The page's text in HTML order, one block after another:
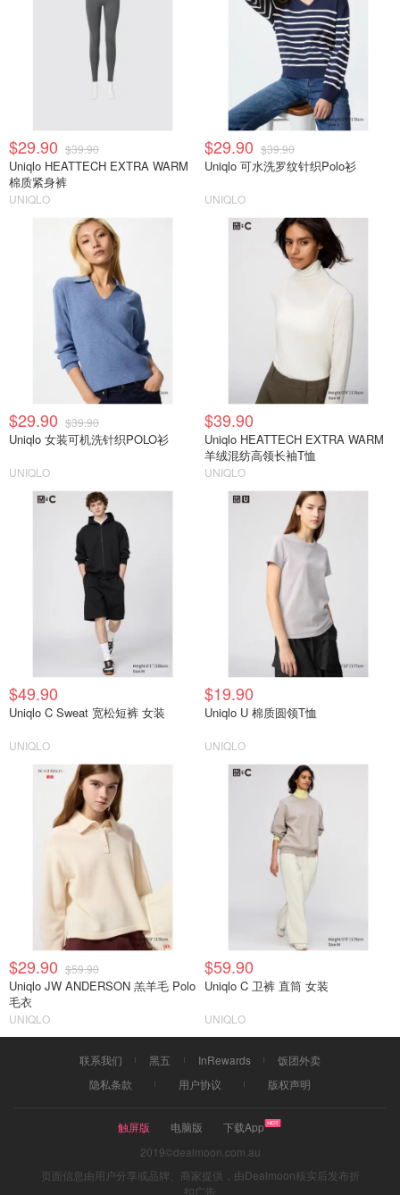
$29.90 $39.90
Uniqlo HEATTECH EXTRA WARM
棉质紧身裤
UNIQLO
$29.90 $39.90
Uniqlo 可水洗罗纹针织Polo衫
UNIQLO
$29.90 $39.90
Uniqlo 女装可机洗针织POLO衫
UNIQLO
$39.90
Uniqlo HEATTECH EXTRA WARM
羊绒混纺高领长袖T恤
UNIQLO
$49.90
Uniqlo C Sweat 宽松短裤 女装
UNIQLO
$19.90
Uniqlo U 棉质圆领T恤
UNIQLO
$29.90 $59.90
Uniqlo JW ANDERSON 羔羊毛 Polo
毛衣
UNIQLO
$59.90
Uniqlo C 卫裤 直筒 女装
UNIQLO
联系我们 黑五 InRewards
饭团外卖
隐私条款
用户协议 版权声明
触屏版 电脑版
下载App
2019©dealmoon.com.au
页面信息由用户分享或品牌、商家提供，由Dealmoon核实后发布折
扣广告